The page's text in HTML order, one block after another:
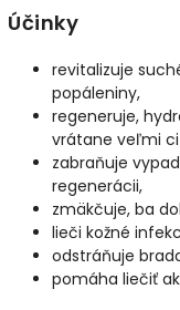
Účinky
revitalizuje
popáleniny,
regeneruje,
vrátane veľmi
zabraňuje
regenerácii,
zmäkčuje, ba
lieči kožné
odstráňuje
pomáha liečiť